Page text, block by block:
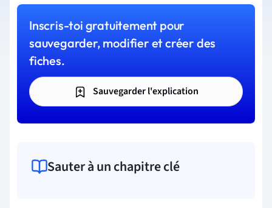
Inscris-toi gratuitement pour
sauvegarder, modifier et créer des
fiches.
Sauvegarder l'explication
Sauter à un chapitre clé